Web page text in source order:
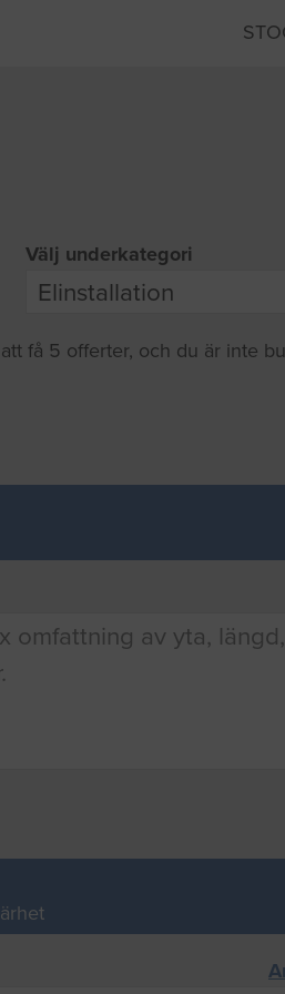
Välj underkategori
få 5 offerter, och du är inte